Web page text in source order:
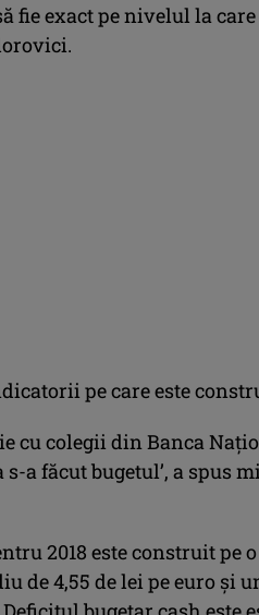
fie exact pe nivelul la
pe care este
cu colegii din Banca
s-a făcut bugetul’, a spus
2018 este construit pe
de 4,55 de lei pe euro şi